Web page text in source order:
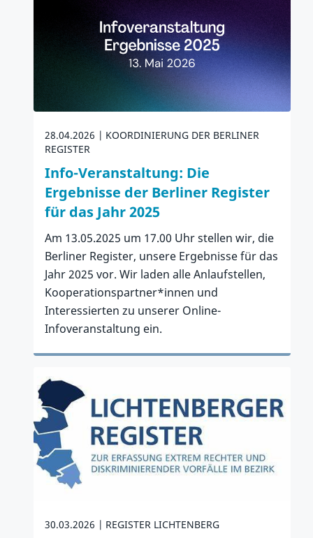
28.04.2026
KOORDINIERUNG DER BERLINER
REGISTER
Info-Veranstaltung: Die
Ergebnisse der Berliner Register
für das Jahr 2025
Am 13.05.2025 um 17.00 Uhr stellen wir, die
Berliner Register, unsere Ergebnisse für das
Jahr 2025 vor. Wir laden alle Anlaufstellen,
Kooperationspartner*innen und
Interessierten zu unserer Online-
Infoveranstaltung ein.
Zum Artikel
30.03.2026 REGISTER LICHTENBERG